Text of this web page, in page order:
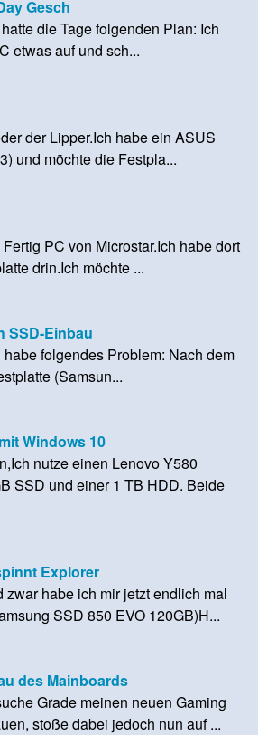
Gesch
die Tage folgenden Plan: Ich
etwas auf und sch...
der Lipper.Ich habe ein ASUS
und möchte die Festpla...
PC von Microstar.Ich habe dort
drin.Ich möchte ...
SSD-Einbau
folgendes Problem: Nach dem
(Samsun...
Windows 10
nutze einen Lenovo Y580
SSD und einer 1 TB HDD. Beide
Explorer
zwar habe ich mir jetzt endlich mal
SSD 850 EVO 120GB)H...
des Mainboards
Grade meinen neuen Gaming
stoße dabei jedoch nun auf ...